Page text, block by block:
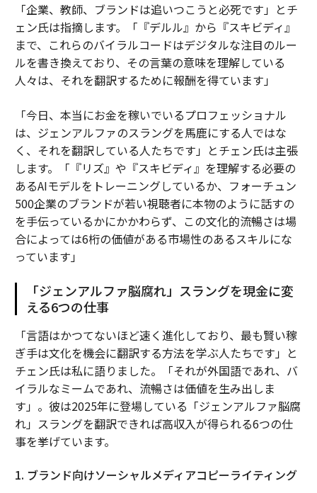
「企業、教師、ブランドは追いつこうと必死です」とチ
ェン氏は指摘します。「『デルル』から『スキビディ』
まで、これらのバイラルコードはデジタルな注目のルー
ルを書き換えており、その言葉の意味を理解している
人々は、それを翻訳するために報酬を得ています」
「今日、本当にお金を稼いでいるプロフェッショナル
は、ジェンアルファのスラングを馬鹿にする人ではな
く、それを翻訳している人たちです」とチェン氏は主張
します。「『リズ』や『スキビディ』を理解する必要の
あるAIモデルをトレーニングしているか、フォーチュン
500企業のブランドが若い視聴者に本物のように話すの
を手伝っているかにかかわらず、この文化的流暢さは場
合によっては6桁の価値がある市場性のあるスキルにな
っています」
「ジェンアルファ脳腐れ」スラングを現金に変
える6つの仕事
「言語はかつてないほど速く進化しており、最も賢い稼
ぎ手は文化を機会に翻訳する方法を学ぶ人たちです」と
チェン氏は私に語りました。「それが外国語であれ、バ
イラルなミームであれ、流暢さは価値を生み出しま
す」。彼は2025年に登場している「ジェンアルファ脳腐
れ」スラングを翻訳できれば高収入が得られる6つの仕
事を挙げています。
1. ブランド向けソーシャルメディアコピーライティング